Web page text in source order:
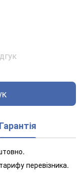
Гарантія
перевізника.